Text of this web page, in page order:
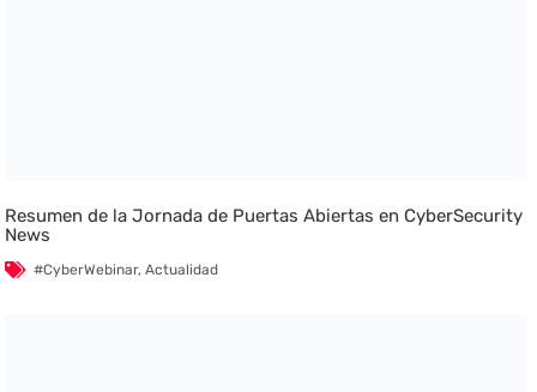
Resumen de la Jornada de Puertas Abiertas en CyberSecurity
News
#CyberWebinar,Actualidad